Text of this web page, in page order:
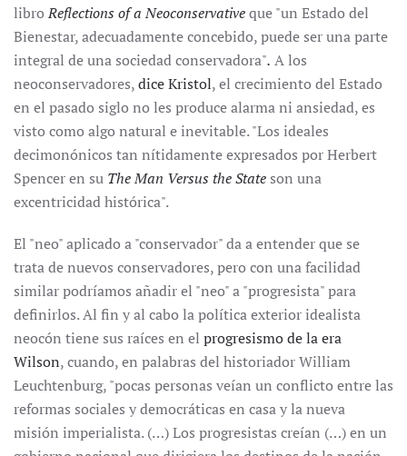
libroReflections of a Neoconservativeque "un Estado del
Bienestar, adecuadamente concebido, puede ser una parte
integral de una sociedad conservadora". A los
neoconservadores,dice Kristol, el crecimiento del Estado
en el pasado siglo no les produce alarma ni ansiedad, es
visto como algo natural e inevitable. "Los ideales
decimonónicos tan nítidamente expresados por Herbert
Spencer en su The Man Versus the State son una
excentricidad histórica".
El "neo" aplicado a "conservador" da a entender que se
trata de nuevos conservadores, pero con una facilidad
similar podríamos añadir el "neo" a "progresista" para
definirlos. Al fin y al cabo la política exterior idealista
neocón tiene sus raíces en el progresismo de la era
Wilson, cuando, en palabras del historiador William
Leuchtenburg, "pocas personas veían un conflicto entre las
reformas sociales y democráticas en casa y la nueva
misión imperialista. (…) Los progresistas creían (…) en un